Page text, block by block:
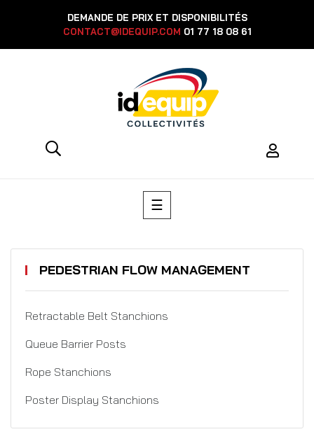
DEMANDE DE PRIX ET DISPONIBILITÉS
CONTACT@IDEQUIP.COM 01 77 18 08 61
Toggle
navigation
☰
PEDESTRIAN FLOW MANAGEMENT
Retractable Belt Stanchions
Queue Barrier Posts
Rope Stanchions
Poster Display Stanchions